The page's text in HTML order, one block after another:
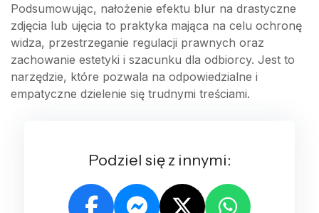
Podsumowując, nałożenie efektu blur na drastyczne
zdjęcia lub ujęcia to praktyka mająca na celu ochronę
widza, przestrzeganie regulacji prawnych oraz
zachowanie estetyki i szacunku dla odbiorcy. Jest to
narzędzie, które pozwala na odpowiedzialne i
empatyczne dzielenie się trudnymi treściami.
Podziel się z innymi: